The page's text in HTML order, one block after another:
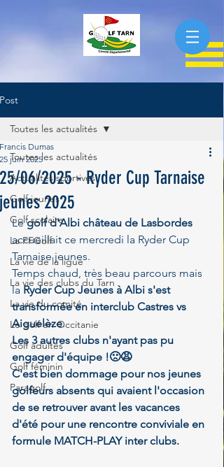
Post
Toutes les actualités
Actualités sportives
Golf jeunes
Golf scolaire
La FFGolf
La vie de la ligue
La vie des clubs du Tarn
La vie du comité
Le golf en Occitanie
Golf adultes
Golf féminin
Paragolf
Toutes les actualités
25/06/2025 - Ryder Cup Tarnaise
jeunes 2025
Francis Dumas
25 juin 2025
Le golf d'Albi château de Lasbordes
accueillait ce mercredi la Ryder Cup
Tarnaise jeunes.
Temps chaud, très beau parcours mais
la Ryder Cup Jeunes à Albi s'est
transformée en interclub Castres vs
Aiguelèze.
Les 3 autres clubs n'ayant pas pu
engager d'équipe !🙁😩
C'est bien dommage pour nos jeunes
golfeurs absents qui avaient l'occasion
de se retrouver avant les vacances
d'été pour une rencontre conviviale en
formule MATCH-PLAY inter clubs.